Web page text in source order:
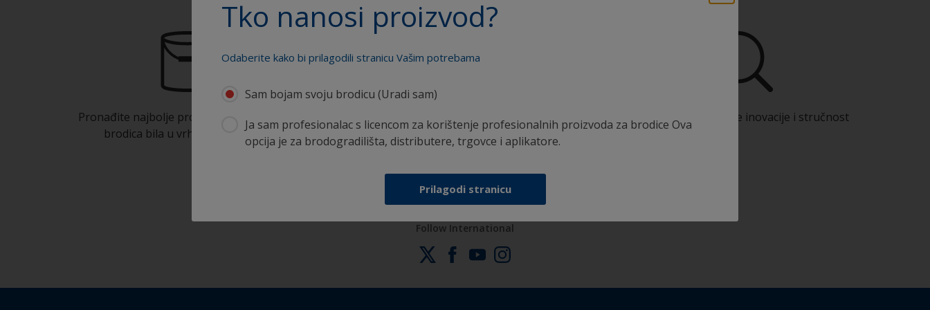
Tko nanosi proizvod?
Odaberite kako bi prilagodili stranicu Vašim potrebama
Sam bojam svoju brodicu (Uradi sam)
Ja sam profesionalac s licencom za korištenje profesionalnih proizvoda za brodice Ova
opcija je za brodogradilišta, distributere, trgovce i aplikatore.
Prilagodi stranicu
Pronađite najbolje proizvode kako bi Vaša
brodica bila u vrhunskom stanju
Sva podrška potrebna da aplicirate proizvode sa
sigurnošću
Koristite naše stalne inovacije i stručnost
Follow International